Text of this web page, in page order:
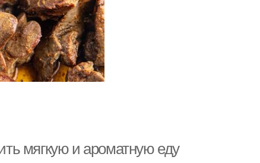
мягкую и ароматную еду